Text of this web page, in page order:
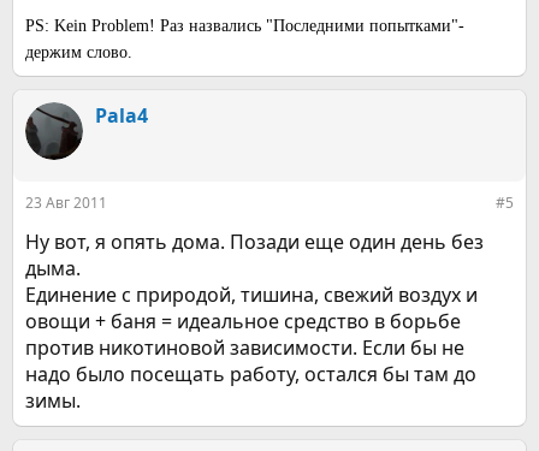
PS: Kein Problem! Раз назвались "Последними попытками"-
держим слово.
Pala4
23 Авг 2011 #5
Ну вот, я опять дома. Позади еще один день без
дыма.
Единение с природой, тишина, свежий воздух и
овощи + баня = идеальное средство в борьбе
против никотиновой зависимости. Если бы не
надо было посещать работу, остался бы там до
зимы.